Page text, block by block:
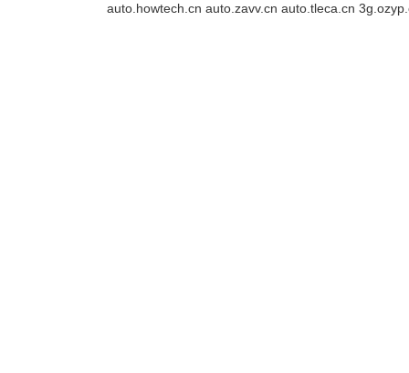
auto.howtech.cn auto.zavv.cn auto.tleca.cn